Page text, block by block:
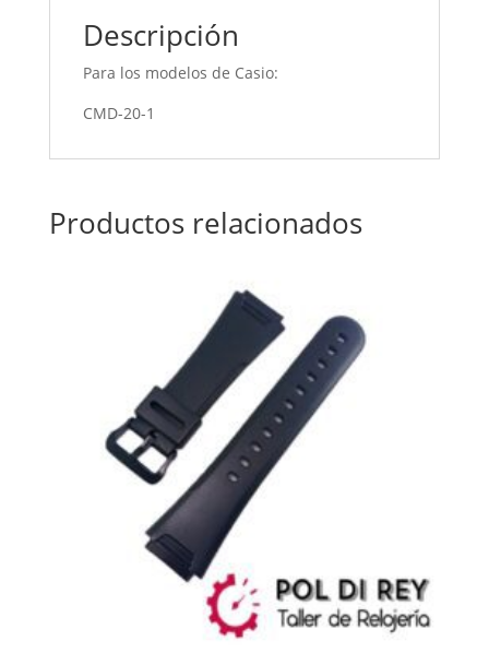
Descripción
Para los modelos de Casio:
CMD-20-1
Productos relacionados